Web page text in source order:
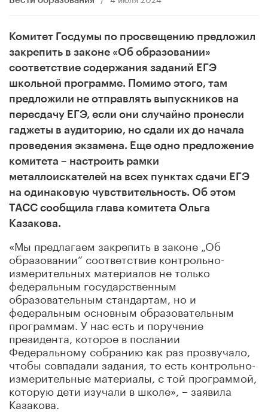
Комитет Госдумы по просвещению предложил
закрепить в законе «Об образовании»
соответствие содержания заданий ЕГЭ
школьной программе. Помимо этого, там
предложили не отправлять выпускников на
пересдачу ЕГЭ, если они случайно пронесли
гаджеты в аудиторию, но сдали их до начала
проведения экзамена. Еще одно предложение
комитета – настроить рамки
металлоискателей на всех пунктах сдачи ЕГЭ
на одинаковую чувствительность. Об этом
ТАСС сообщила глава комитета Ольга
Казакова.
«Мы предлагаем закрепить в законе „Об
образовании“ соответствие контрольно-
измерительных материалов не только
федеральным государственным
образовательным стандартам, но и
федеральным основным образовательным
программам. У нас есть и поручение
президента, которое в послании
Федеральному собранию как раз прозвучало,
чтобы совпадали задания, то есть контрольно-
измерительные материалы, с той программой,
которую дети изучали в школе», – заявила
Казакова.